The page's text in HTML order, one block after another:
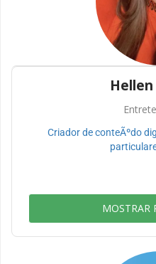
Criador de conteÃºdo
MOSTRAR